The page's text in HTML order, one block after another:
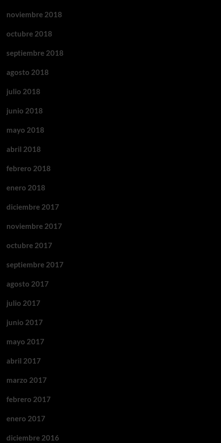
noviembre 2018
octubre 2018
septiembre 2018
agosto 2018
julio 2018
junio 2018
mayo 2018
abril 2018
febrero 2018
enero 2018
diciembre 2017
noviembre 2017
octubre 2017
septiembre 2017
agosto 2017
julio 2017
junio 2017
mayo 2017
abril 2017
marzo 2017
febrero 2017
enero 2017
diciembre 2016